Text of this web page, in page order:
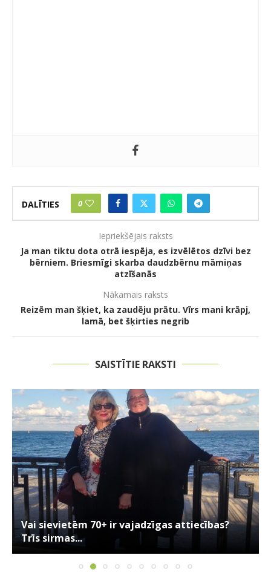
DALĪTIES 0
Iepriekšējais raksts
Ja man tiktu dota otrā iespēja, es izvēlētos dzīvi bez
bērniem. Briesmīgi skarba daudzbērnu māmiņas
atzīšanās
Nākamais raksts
Reizēm man šķiet, ka zaudēju prātu. Vīrs mani krāpj,
lamā, bet šķirties negrib
SAISTĪTIE RAKSTI
Vai sievietēm 70+ ir vajadzīgas attiecības?
Trīs sirmas...